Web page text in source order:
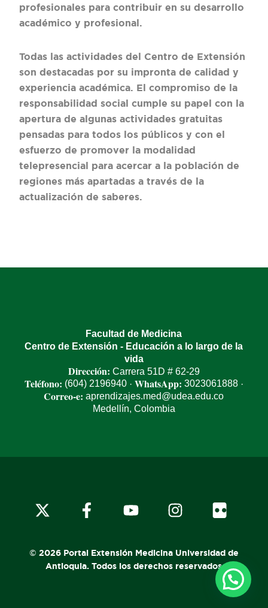
profesionales para contribuir en su desarrollo
académico y profesional.
Todas las actividades del Centro de Extensión
son destacadas por su impronta de calidad y
experiencia académica. El compromiso de la
responsabilidad social cumple su papel con la
apertura de algunas actividades gratuitas
pensadas para todos los públicos y con el
esfuerzo de promover la modalidad
telepresencial para acercar a la población de
regiones más apartadas a través de la
actualización de saberes.
Facultad de Medicina
Centro de Extensión - Educación a lo largo de la
vida
Dirección: Carrera 51D # 62-29
Teléfono: (604) 2196940· WhatsApp: 3023061888·
Correo-e: aprendizajes.med@udea.edu.co
Medellín, Colombia
x-
facebook instagram flickr
© 2026 Portal Extensión Medicina Universidad de
Antioquia. Todos los derechos reservados